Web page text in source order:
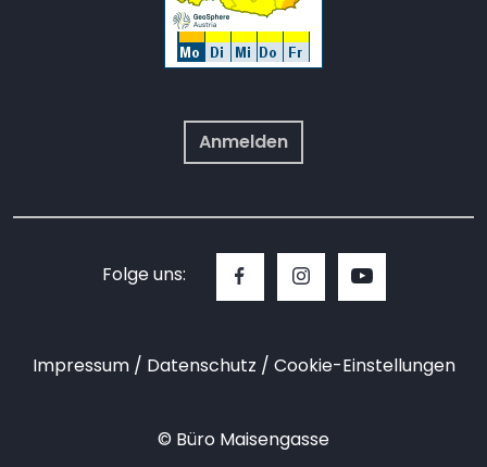
Anmelden
Folge uns:
Impressum Datenschutz Cookie-Einstellungen
© Büro Maisengasse